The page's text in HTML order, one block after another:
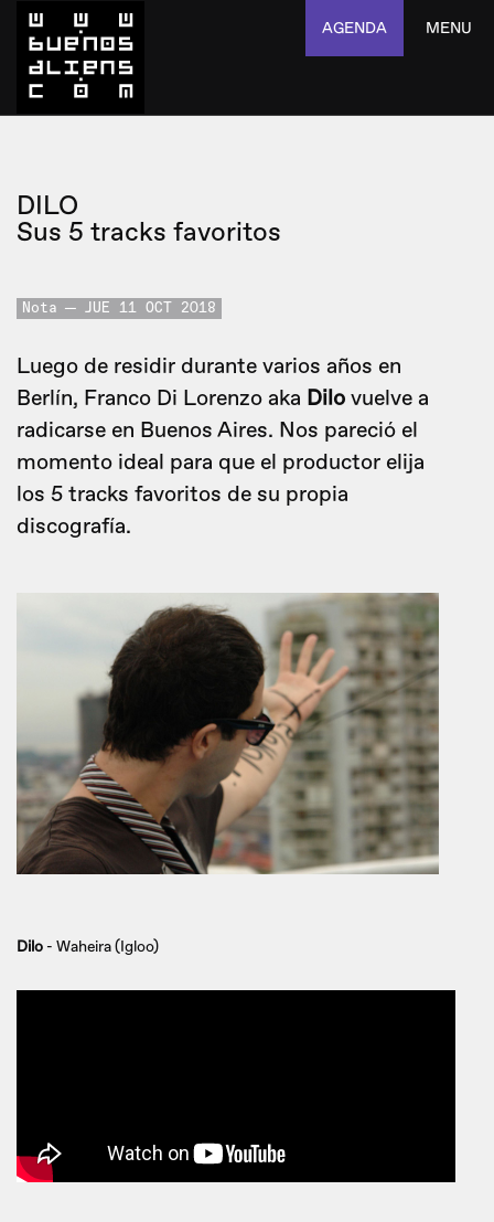
AGENDA MENU
DILO
Sus 5 tracks favoritos
Nota JUE 11 OCT 2018
Luego de residir durante varios años en
Berlín, Franco Di Lorenzo aka Dilo vuelve a
radicarse en Buenos Aires. Nos pareció el
momento ideal para que el productor elija
los 5 tracks favoritos de su propia
discografía.
Dilo - Waheira (Igloo)